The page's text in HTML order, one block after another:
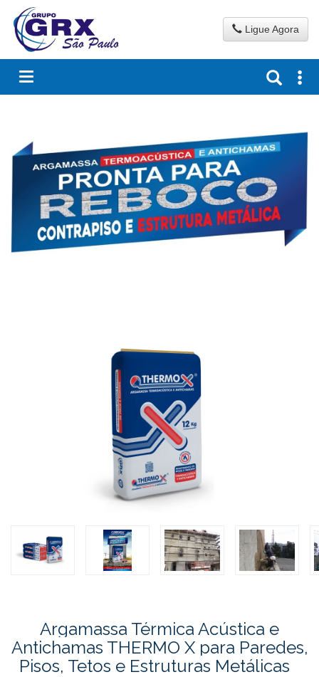
Ligue Agora
Argamassa Térmica Acústica e
Antichamas THERMO X para Paredes,
Pisos, Tetos e Estruturas Metálicas